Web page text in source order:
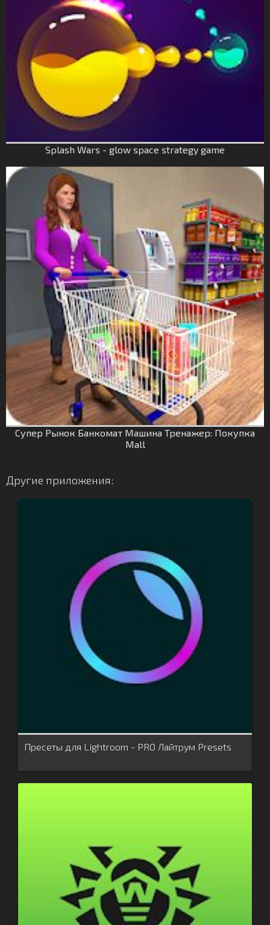
Splash Wars - glow space strategy game
Супер Рынок Банкомат Машина Тренажер: Покупка
Mall
Другие приложения:
Пресеты для Lightroom - PRO Лайтрум Presets